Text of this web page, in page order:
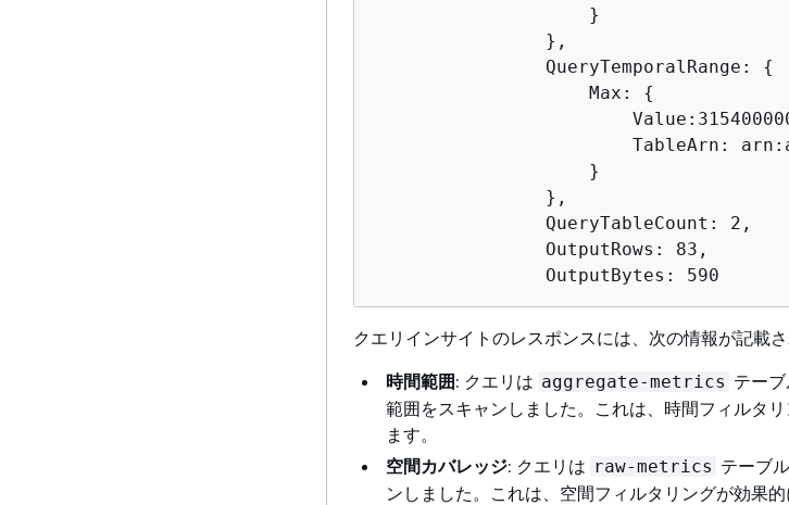
                    }
                },
                QueryTemporalRange:
{
                    Max:
{
TableArn:
                    }
                },
                QueryTableCount: 2,
                OutputRows: 83,
                OutputBytes: 590
クエリインサイトのレスポンスには、次の情報が記載さ
時間範囲: クエリは aggregate-metrics テー
範囲をスキャンしました。これは、時間フィルタ
ます。
空間カバレッジ: クエリは raw-metrics テーブ
ンしました。これは、空間フィルタリングが効果